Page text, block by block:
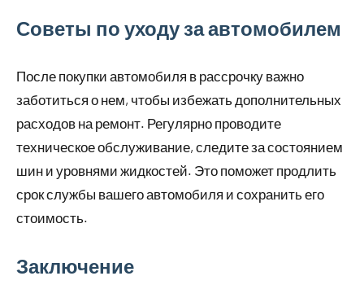
Советы по уходу за автомобилем
После покупки автомобиля в рассрочку важно
заботиться о нем, чтобы избежать дополнительных
расходов на ремонт. Регулярно проводите
техническое обслуживание, следите за состоянием
шин и уровнями жидкостей. Это поможет продлить
срок службы вашего автомобиля и сохранить его
стоимость.
Заключение